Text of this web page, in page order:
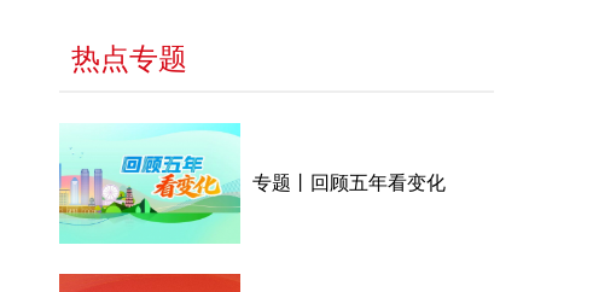
热点专题
专题丨回顾五年看变化